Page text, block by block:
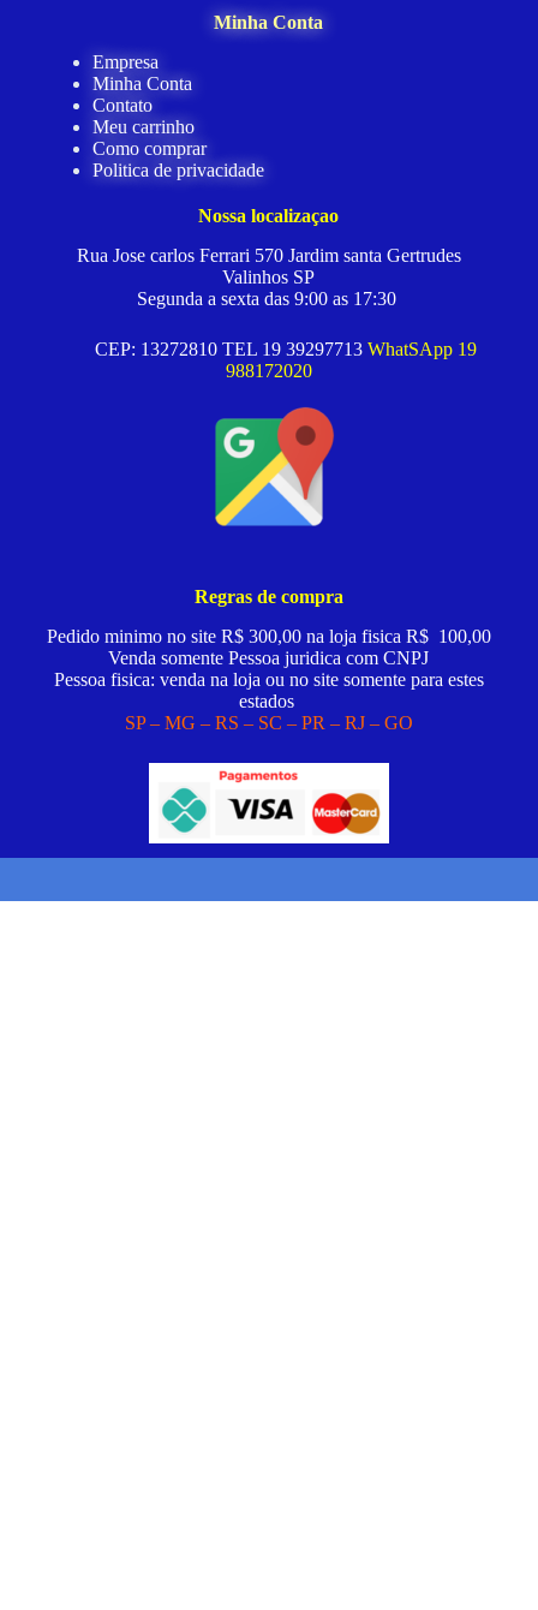
Minha Conta
Empresa
Minha Conta
Contato
Meu carrinho
Como comprar
Politica de privacidade
Nossa localizaçao
Rua Jose carlos Ferrari 570 Jardim santa Gertrudes
Valinhos SP
Segunda a sexta das 9:00 as 17:30
CEP: 13272810 TEL 19 39297713 WhatSApp 19
988172020
Regras de compra
Pedido minimo no site R$ 300,00 na loja fisica R$ 100,00
Venda somente Pessoa juridica com CNPJ
Pessoa fisica: venda na loja ou no site somente para estes
estados
SP – MG – RS – SC – PR – RJ – GO